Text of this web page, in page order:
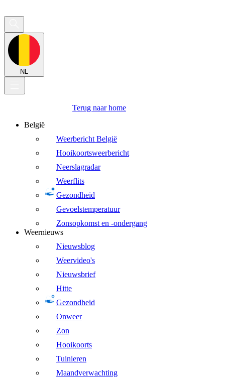
NL
Terug naar home
België
Weerbericht België
Hooikoortsweerbericht
Neerslagradar
Weerflits
Gezondheid
Gevoelstemperatuur
Zonsopkomst en -ondergang
Weernieuws
Nieuwsblog
Weervideo's
Nieuwsbrief
Hitte
Gezondheid
Onweer
Zon
Hooikoorts
Tuinieren
Maandverwachting